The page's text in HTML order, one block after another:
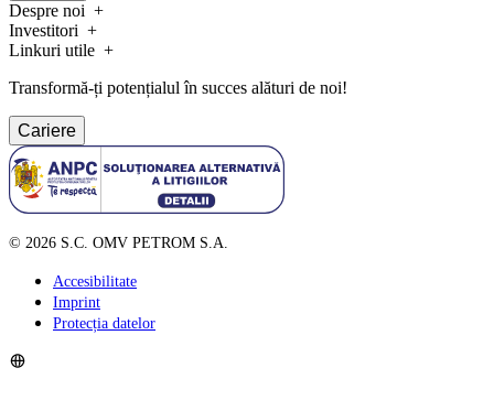
Despre noi
Investitori
Linkuri utile
Transformă-ți potențialul în succes alături de noi!
Cariere
© 2026 S.C. OMV PETROM S.A.
Accesibilitate
Imprint
Protecția datelor